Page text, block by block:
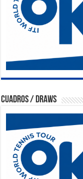
Cuadros / Draws